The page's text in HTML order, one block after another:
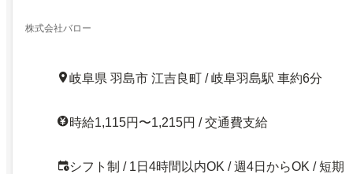
株式会社バロー
岐阜県 羽島市 江吉良町 / 岐阜羽島駅 車約6分
時給1,115円〜1,215円 / 交通費支給
シフト制 / 1日4時間以内OK / 週4日からOK / 短期